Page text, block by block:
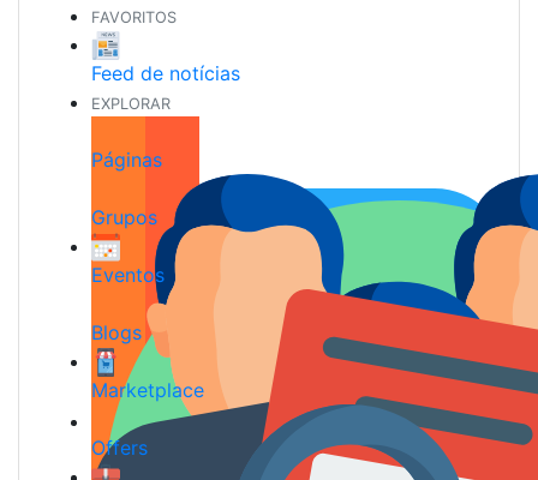
FAVORITOS
Feed de notícias
EXPLORAR
Páginas
Grupos
Eventos
Blogs
Marketplace
Offers